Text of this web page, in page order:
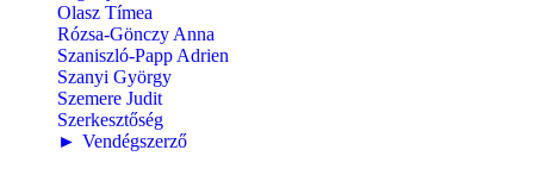
Olasz Tímea
Rózsa-Gönczy Anna
Szaniszló-Papp Adrien
Szanyi György
Szemere Judit
Szerkesztőség
► Vendégszerző